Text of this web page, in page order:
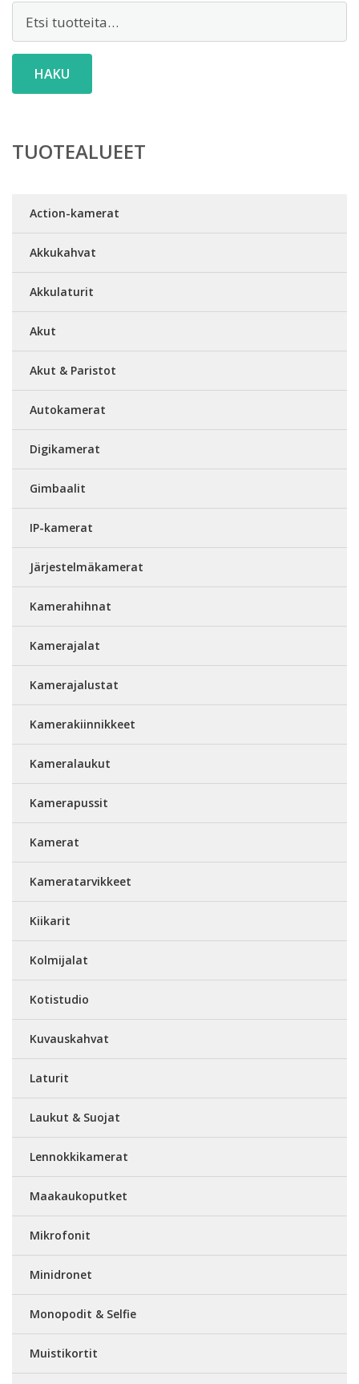
HAKU
TUOTEALUEET
Action-kamerat
Akkukahvat
Akkulaturit
Akut
Akut & Paristot
Autokamerat
Digikamerat
Gimbaalit
IP-kamerat
Järjestelmäkamerat
Kamerahihnat
Kamerajalat
Kamerajalustat
Kamerakiinnikkeet
Kameralaukut
Kamerapussit
Kamerat
Kameratarvikkeet
Kiikarit
Kolmijalat
Kotistudio
Kuvauskahvat
Laturit
Laukut & Suojat
Lennokkikamerat
Maakaukoputket
Mikrofonit
Minidronet
Monopodit & Selfie
Muistikortit